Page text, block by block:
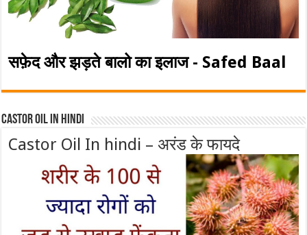
सफ़ेद और झड़ते बालो का इलाज - Safed Baal
Castor Oil In Hindi
Castor Oil In hindi – अरंड के फायदे